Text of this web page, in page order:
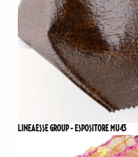
LINEAESSE GROUP - ESPOSITORE MU43